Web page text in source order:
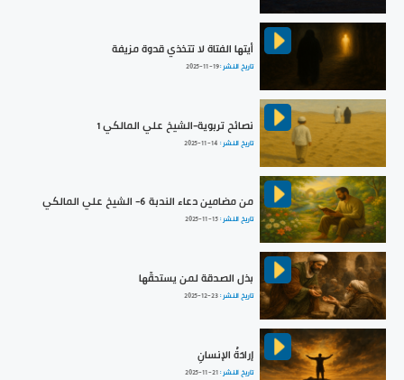
أيتها الفتاة لا تتخذي قدوة مزيفة
تاريخ النشر :2025-11-19
نصائح تربوية-الشيخ علي المالكي 1
تاريخ النشر : 2025-11-14
من مضامين دعاء الندبة 6- الشيخ علي المالكي
تاريخ النشر :2025-11-15
بذل الصدقة لمن يستحقّها
تاريخ النشر :2025-12-23
إرادَةُ الإنسانِ
تاريخ النشر :2025-11-21